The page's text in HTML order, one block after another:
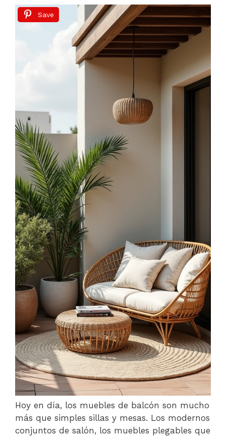
Save
Hoy en día, los muebles de balcón son mucho
más que simples sillas y mesas. Los modernos
conjuntos de salón, los muebles plegables que